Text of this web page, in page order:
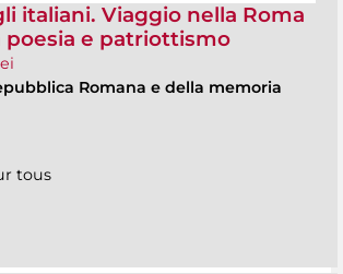
italiani. Viaggio nella Roma
poesia e patriottismo
Romana e della memoria
tous